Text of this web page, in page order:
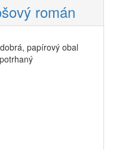
román
papírový obal